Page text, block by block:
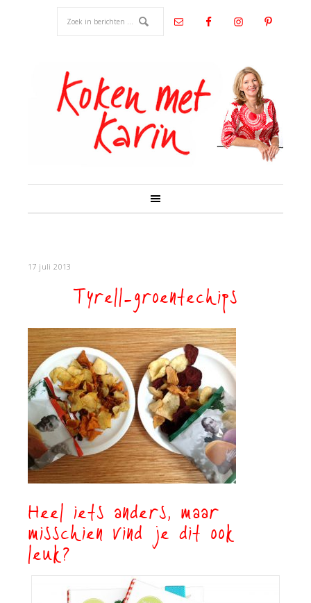
17 juli 2013
Tyrell-groentechips
Heel iets anders, maar
misschien vind je dit ook
leuk?